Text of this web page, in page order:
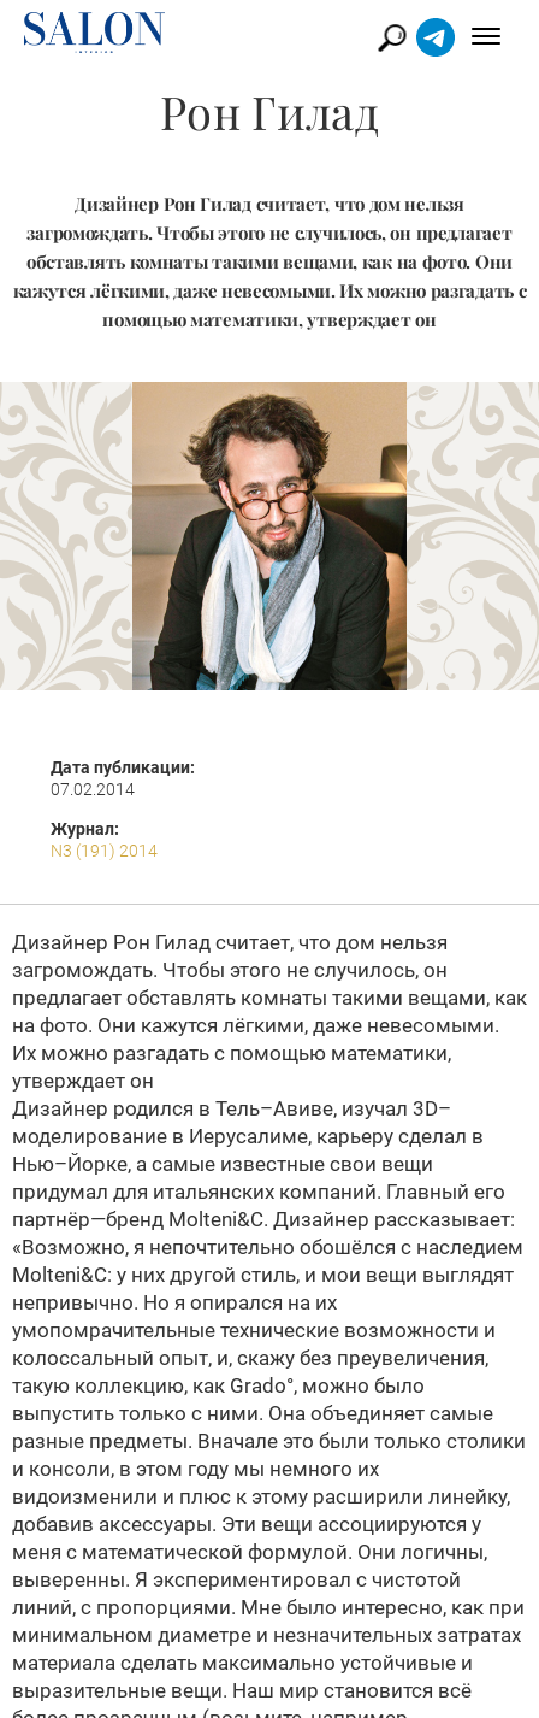
Рон Гилад
Дизайнер Рон Гилад считает, что дом нельзя
загромождать. Чтобы этого не случилось, он предлагает
обставлять комнаты такими вещами, как на фото. Они
кажутся лёгкими, даже невесомыми. Их можно разгадать с
помощью математики, утверждает он
Дата публикации:
07.02.2014
Журнал:
N3 (191) 2014
Дизайнер Рон Гилад считает, что дом нельзя
загромождать. Чтобы этого не случилось, он
предлагает обставлять комнаты такими вещами, как
на фото. Они кажутся лёгкими, даже невесомыми.
Их можно разгадать с помощью математики,
утверждает он
Дизайнер родился в Тель–Авиве, изучал 3D–
моделирование в Иерусалиме, карьеру сделал в
Нью–Йорке, а самые известные свои вещи
придумал для итальянских компаний. Главный его
партнёр—бренд Molteni&C. Дизайнер рассказывает:
«Возможно, я непочтительно обошёлся с наследием
Molteni&C: у них другой стиль, и мои вещи выглядят
непривычно. Но я опирался на их
умопомрачительные технические возможности и
колоссальный опыт, и, скажу без преувеличения,
такую коллекцию, как Grado°, можно было
выпустить только с ними. Она объединяет самые
разные предметы. Вначале это были только столики
и консоли, в этом году мы немного их
видоизменили и плюс к этому расширили линейку,
добавив аксессуары. Эти вещи ассоциируются у
меня с математической формулой. Они логичны,
выверенны. Я экспериментировал с чистотой
линий, с пропорциями. Мне было интересно, как при
минимальном диаметре и незначительных затратах
материала сделать максимально устойчивые и
выразительные вещи. Наш мир становится всё